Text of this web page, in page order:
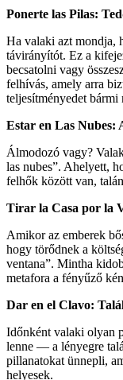
Ponerte las Pilas:
Ha valaki azt mondja,
távirányítót. Ez a
becsatolni vagy
felhívás, amely arra
teljesítményedet bármi
Estar en Las Nubes:
Álmodozó vagy?
las nubes”. Ahelyett,
felhők között van,
Tirar la Casa por la
Amikor az emberek
hogy törődnek a
ventana”. Mintha
metafora a fényűző
Dar en el Clavo:
Időnként valaki olyan
lenne — a lényegre
pillanatokat ünnepli,
helyesek.